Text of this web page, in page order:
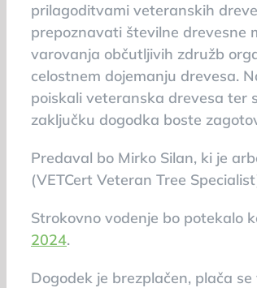
prilagoditvami veteranskih
prepoznavati številne drevesne
varovanja občutljivih združb
celostnem dojemanju drevesa.
poiskali veteranska drevesa ter
zaključku dogodka boste
Predaval bo Mirko Silan, ki je
(VETCert Veteran Tree
Strokovno vodenje bo potekalo
2024.
Dogodek je brezplačen, plača